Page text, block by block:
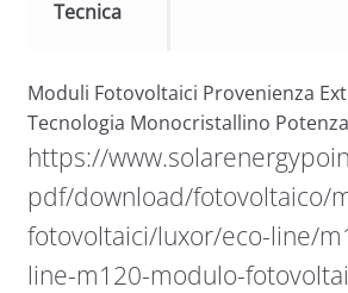
Tecnica
Moduli Fotovoltaici Provenienza
Tecnologia Monocristallino
https://
pdf/download/fotovoltaico/
fotovoltaici/luxor/eco-line/
line-m120-modulo-